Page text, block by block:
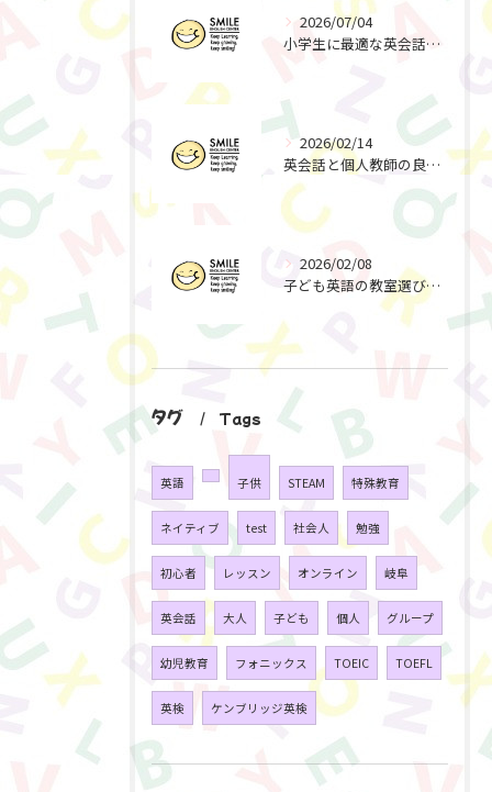
2026/07/04
小学生に最適な英会話を岐阜市で学べる実践的英語体験とサマースクール活用術
2026/02/14
英会話と個人教師の良さを活かした岐阜県岐阜市の英会話教室選びとスマイルイングリッシュセンターの特徴
2026/02/08
子ども英語の教室選び！岐阜県岐阜市で質と安心を両立するスマイルイングリッシュセンターの特徴
タグ Tags
英語 子供 STEAM 特殊教育
ネイティブ test 社会人 勉強
初心者 レッスン オンライン 岐阜
英会話 大人 子ども 個人 グループ
幼児教育 フォニックス TOEIC TOEFL
英検 ケンブリッジ英検
お申し込みはこちらから